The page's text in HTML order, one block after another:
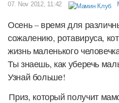
07. Nov 2012, 11:42
Осень – время для
сожалению, ротавируса,
жизнь маленького
Ты знаешь, как уберечь
Узнай больше!
Приз, который получит